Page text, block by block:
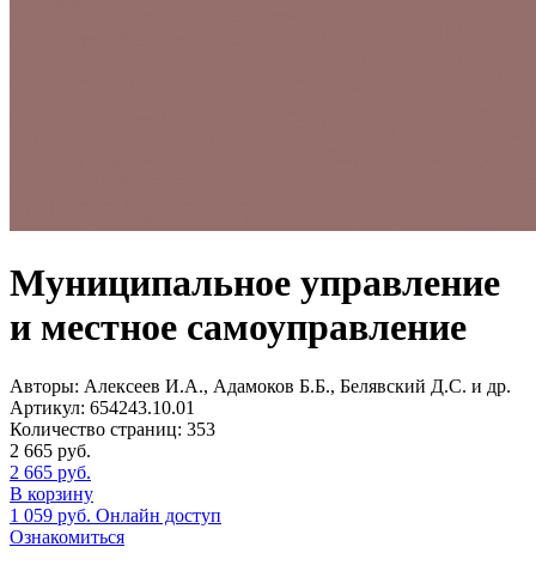
Муниципальное управление
и местное самоуправление
Авторы: Алексеев И.А., Адамоков Б.Б., Белявский Д.С. и др.
Артикул: 654243.10.01
Количество страниц: 353
2 665 руб.
2 665 руб.
В корзину
1 059 руб. Онлайн доступ
Ознакомиться